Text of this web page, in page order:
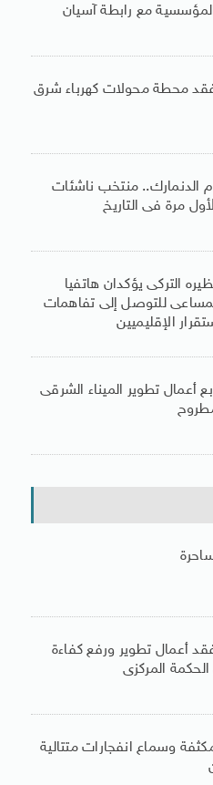
المؤسسية مع رابطة آسيان
محطة محولات كهرباء شرق
الدنمارك.. منتخب ناشئات
لأول مرة فى التاريخ
التركى يؤكدان هاتفيا
للتوصل إلى تفاهمات
الإقليميين
أعمال تطوير الميناء الشرقى
أعمال تطوير ورفع كفاءة
المركزى
وسماع انفجارات متتالية